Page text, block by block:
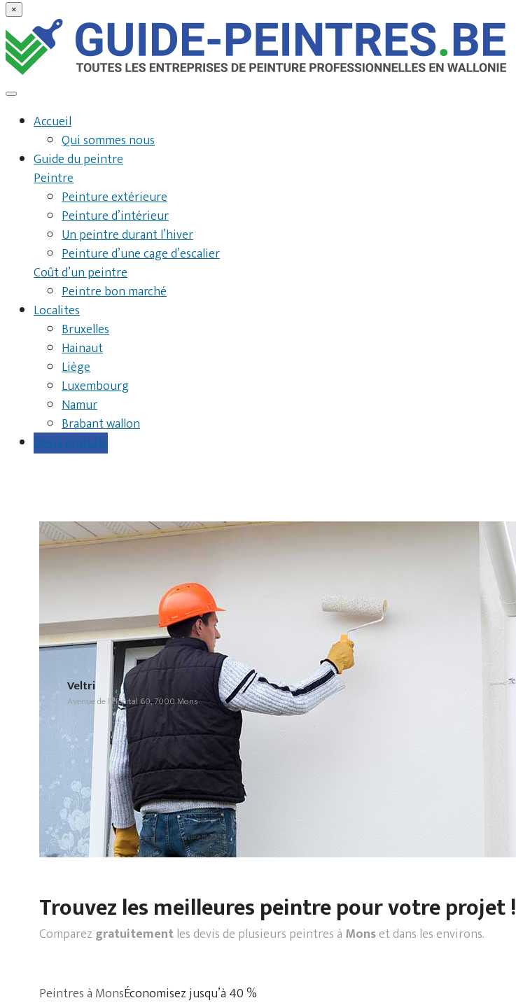
×
Accueil
Qui sommes nous
Guide du peintre
Peintre
Peinture extérieure
Peinture d’intérieur
Un peintre durant l’hiver
Peinture d’une cage d’escalier
Coût d’un peintre
Peintre bon marché
Localites
Bruxelles
Hainaut
Liège
Luxembourg
Namur
Brabant wallon
Devis gratuits
Veltri
Avenue de l'Hôpital 60, 7000 Mons
Trouvez les meilleures peintre pour votre projet !
Comparez gratuitementles devis de plusieurs peintres à Monset dans les environs.
Peintres à MonsÉconomisez jusqu’à 40 %